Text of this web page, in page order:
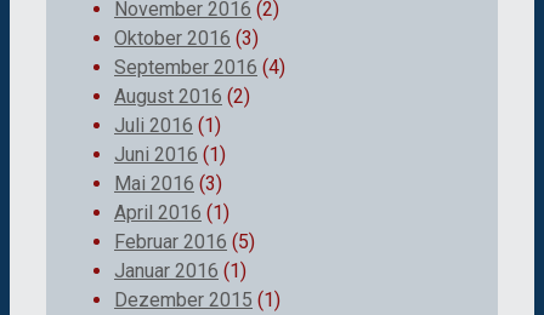
November 2016 (2)
Oktober 2016 (3)
September 2016 (4)
August 2016 (2)
Juli 2016 (1)
Juni 2016 (1)
Mai 2016 (3)
April 2016 (1)
Februar 2016 (5)
Januar 2016 (1)
Dezember 2015 (1)